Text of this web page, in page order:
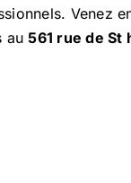
Venez
au561 rue de St